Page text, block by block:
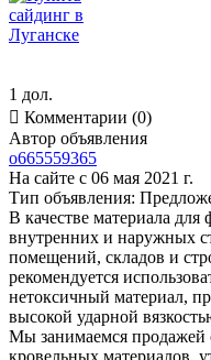
1 дол.
 Комментарии (0)
Автор объявления
o665559365
На сайте с 06 мая 2021 г.
Тип объявления:
В качестве материала
внутренних и наружных
помещений, складов и
рекомендуется
нетоксичный материал,
высокой ударной
Мы занимаемся продажей
кровельных материалов,